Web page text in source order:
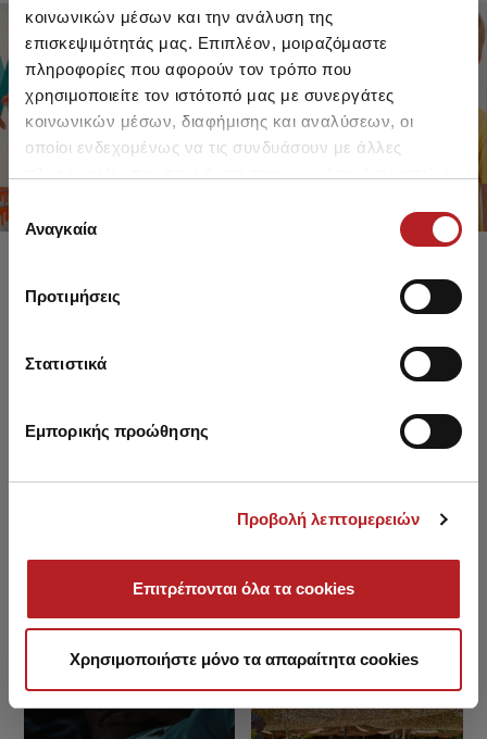
κοινωνικών μέσων και την ανάλυση της
επισκεψιμότητάς μας. Επιπλέον, μοιραζόμαστε
πληροφορίες που αφορούν τον τρόπο που
χρησιμοποιείτε τον ιστότοπό μας με συνεργάτες
κοινωνικών μέσων, διαφήμισης και αναλύσεων, οι
οποίοι ενδεχομένως να τις συνδυάσουν με άλλες
των υπηρεσιών τους.
Επιλογή
συγκατάθεσης
Αναγκαία
Προτιμήσεις
Στατιστικά
Εμπορικής προώθησης
Προβολή λεπτομερειών
Επιτρέπονται όλα τα cookies
Χρησιμοποιήστε μόνο τα απαραίτητα cookies
FOR GIRLS
UP TO -30%
SHOP SALE
FOR BOYS
UP TO -30%
SHOP SALE
Minerva Blog